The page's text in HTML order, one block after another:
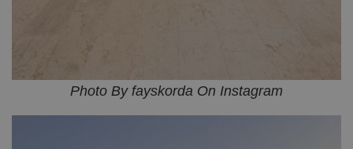
Photo By fayskorda On Instagram